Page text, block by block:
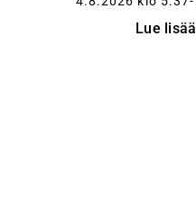
Lue